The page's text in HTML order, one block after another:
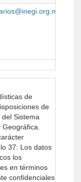
de
de
Sistema
37: Los datos
los
en términos
confidenciales